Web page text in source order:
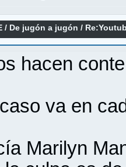
/ De jugón a jugón /
hacen
va en
Marilyn